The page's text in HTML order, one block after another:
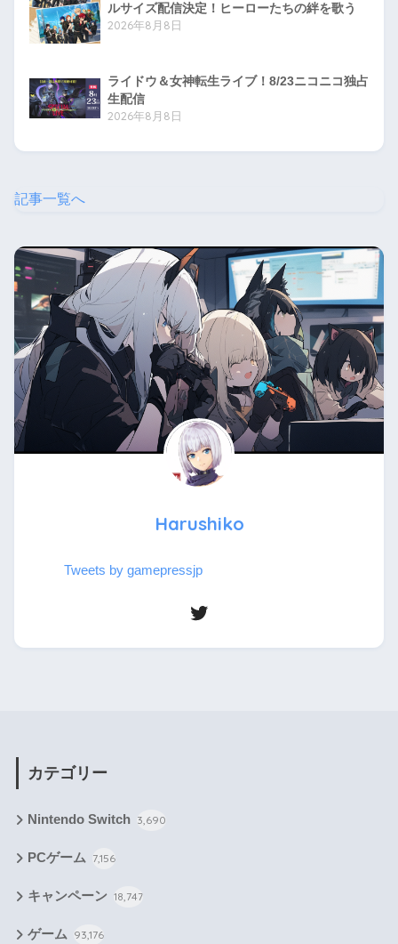
ルサイズ配信決定！ヒーローたちの絆を歌う
2026年8月8日
ライドウ＆女神転生ライブ！8/23ニコニコ独占
生配信
2026年8月8日
記事一覧へ
Harushiko
Tweets by gamepressjp
カテゴリー
Nintendo Switch 3,690
PCゲーム 7,156
キャンペーン 18,747
ゲーム 93,176